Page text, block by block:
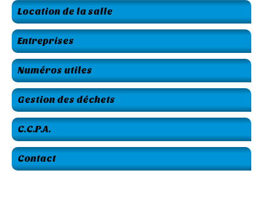
Location de la salle
Entreprises
Numéros utiles
Gestion des déchets
C.C.P.A.
Contact